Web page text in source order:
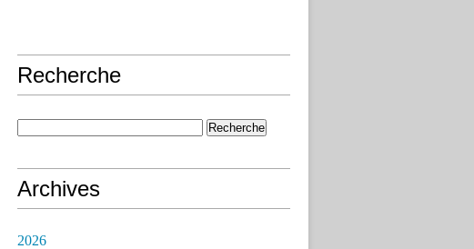
Recherche
Archives
2026